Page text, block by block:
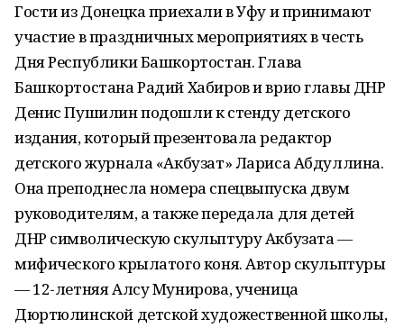
Гости из Донецка приехали в Уфу и принимают
участие в праздничных мероприятиях в честь
Дня Республики Башкортостан. Глава
Башкортостана Радий Хабиров и врио главы ДНР
Денис Пушилин подошли к стенду детского
издания, который презентовала редактор
детского журнала «Акбузат» Лариса Абдуллина.
Она преподнесла номера спецвыпуска двум
руководителям, а также передала для детей
ДНР символическую скульптуру Акбузата —
мифического крылатого коня. Автор скульптуры
— 12-летняя Алсу Мунирова, ученица
Дюртюлинской детской художественной школы,